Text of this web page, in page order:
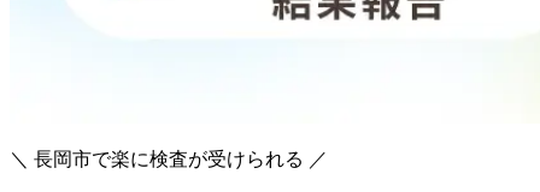
＼ 長岡市で楽に検査が受けられる ／